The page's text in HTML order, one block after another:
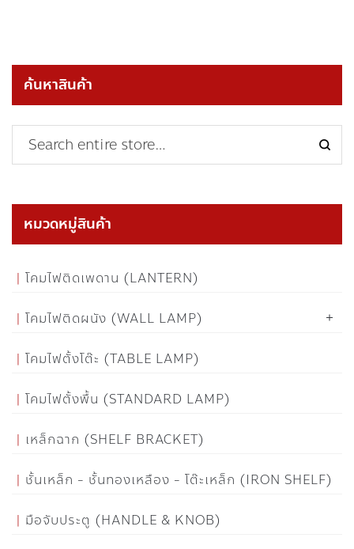
ค้นหาสินค้า
หมวดหมู่สินค้า
โคมไฟติดเพดาน (LANTERN)
โคมไฟติดผนัง (WALL LAMP)
โคมไฟตั้งโต๊ะ (TABLE LAMP)
โคมไฟตั้งพื้น (STANDARD LAMP)
เหล็กฉาก (SHELF BRACKET)
ชั้นเหล็ก - ชั้นทองเหลือง - โต๊ะเหล็ก (IRON SHELF)
มือจับประตู (HANDLE & KNOB)